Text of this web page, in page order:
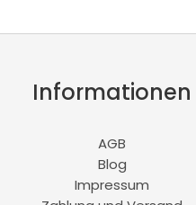
Informationen
AGB
Blog
Impressum